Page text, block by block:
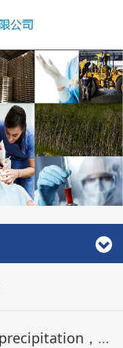
免疫沉淀及免疫共沉淀 （Immunoprecipitation，IP及Co-IP）